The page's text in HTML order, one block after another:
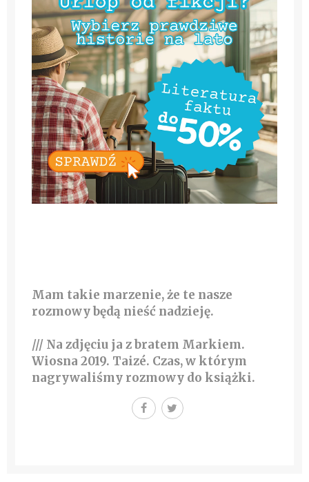
Mam takie marzenie, że te nasze
rozmowy będą nieść nadzieję.
/// Na zdjęciu ja z bratem Markiem.
Wiosna 2019. Taizé. Czas, w którym
nagrywaliśmy rozmowy do książki.